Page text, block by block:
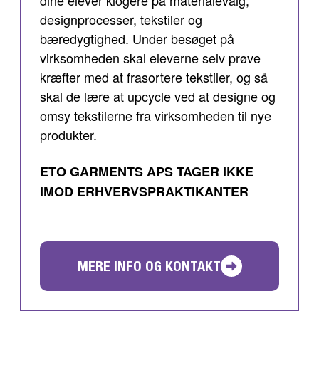
designprocesser, tekstiler og
bæredygtighed. Under besøget på
virksomheden skal eleverne selv prøve
kræfter med at frasortere tekstiler, og så
skal de lære at upcycle ved at designe og
omsy tekstilerne fra virksomheden til nye
produkter.
ETO GARMENTS APS TAGER IKKE
IMOD ERHVERVSPRAKTIKANTER
MERE INFO OG KONTAKT